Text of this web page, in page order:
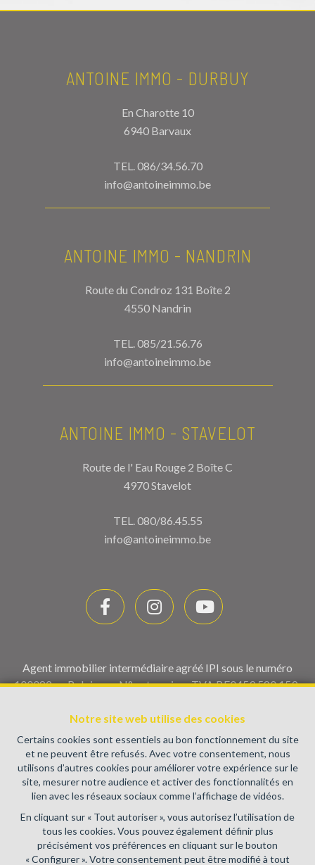
Notre site web utilise des cookies
Certains cookies sont essentiels au bon fonctionnement du site
et ne peuvent être refusés. Avec votre consentement, nous
utilisons d’autres cookies pour améliorer votre expérience sur le
site, mesurer notre audience et activer des fonctionnalités en
lien avec les réseaux sociaux comme l’affichage de vidéos.
En cliquant sur « Tout autoriser », vous autorisez l’utilisation de
tous les cookies. Vous pouvez également définir plus
précisément vos préférences en cliquant sur le bouton
« Configurer ». Votre consentement peut être modifié à tout
ANTOINE IMMO - DURBUY
En Charotte 10
6940 Barvaux
TEL.086/34.56.70
info@antoineimmo.be
ANTOINE IMMO - NANDRIN
Route du Condroz 131 Boîte 2
4550 Nandrin
TEL.085/21.56.76
info@antoineimmo.be
ANTOINE IMMO - STAVELOT
Route de l' Eau Rouge 2 Boîte C
4970 Stavelot
TEL.080/86.45.55
info@antoineimmo.be
Agent immobilier intermédiaire agréé IPI sous le numéro
100082 en Belgique - N° entreprise : TVA BE0459.580.159-
immobiliers, rue du Luxembourg 16B, 1000 Bruxelles (+32 2
505 38 50 - info@ipi.be) - Soumis aucode déontologique de l’
IPI
RC professionnelle et cautionnement via AXA Belgium SA,
Place du Trône 1, 1000 Bruxelles – police n° 730.390.160.
Couverture valable pour les activités réalisées en Belgique
Conditions générales d'utilisation du site
Charte de la protection de la vie privée